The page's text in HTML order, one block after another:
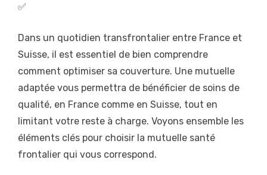
✅
Dans un quotidien transfrontalier entre France et
Suisse, il est essentiel de bien comprendre
comment optimiser sa couverture. Une mutuelle
adaptée vous permettra de bénéficier de soins de
qualité, en France comme en Suisse, tout en
limitant votre reste à charge. Voyons ensemble les
éléments clés pour choisir la mutuelle santé
frontalier qui vous correspond.